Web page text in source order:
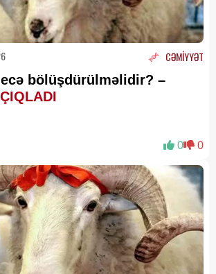
CƏMİYYƏT
bölüşdürülməlidir? –
0 0